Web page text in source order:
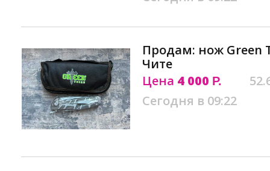
Продам: нож Green
Чите
Цена 4 000 Р.
Сегодня в 09:22